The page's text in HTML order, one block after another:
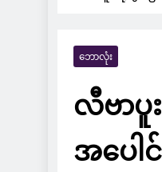
ဘောလုံး
လီဗာပူ
အပေါ